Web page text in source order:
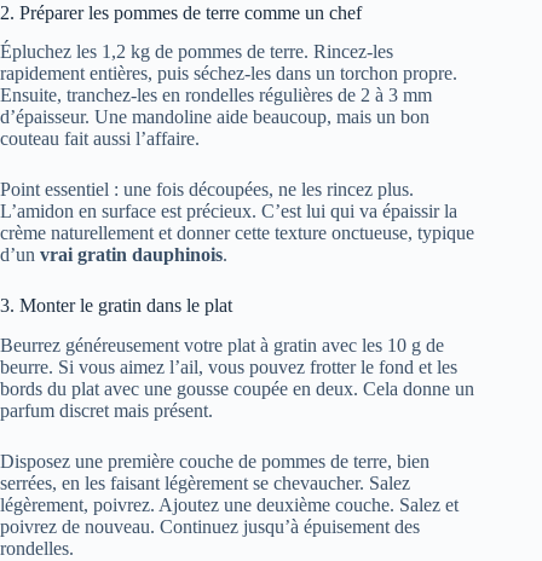
2. Préparer les pommes de terre comme un chef
Épluchez les 1,2 kg de pommes de terre. Rincez-les
rapidement entières, puis séchez-les dans un torchon propre.
Ensuite, tranchez-les en rondelles régulières de 2 à 3 mm
d’épaisseur. Une mandoline aide beaucoup, mais un bon
couteau fait aussi l’affaire.
Point essentiel : une fois découpées, ne les rincez plus.
L’amidon en surface est précieux. C’est lui qui va épaissir la
crème naturellement et donner cette texture onctueuse, typique
d’un vrai gratin dauphinois.
3. Monter le gratin dans le plat
Beurrez généreusement votre plat à gratin avec les 10 g de
beurre. Si vous aimez l’ail, vous pouvez frotter le fond et les
bords du plat avec une gousse coupée en deux. Cela donne un
parfum discret mais présent.
Disposez une première couche de pommes de terre, bien
serrées, en les faisant légèrement se chevaucher. Salez
légèrement, poivrez. Ajoutez une deuxième couche. Salez et
poivrez de nouveau. Continuez jusqu’à épuisement des
rondelles.